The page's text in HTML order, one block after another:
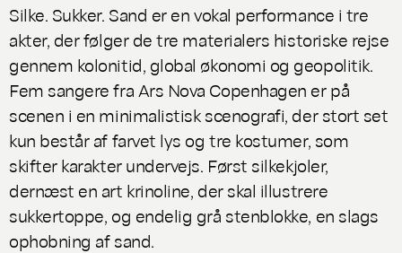
Silke. Sukker. Sand er en vokal performance i tre
akter, der følger de tre materialers historiske rejse
gennem kolonitid, global økonomi og geopolitik.
Fem sangere fra Ars Nova Copenhagen er på
scenen i en minimalistisk scenografi, der stort set
kun består af farvet lys og tre kostumer, som
skifter karakter undervejs. Først silkekjoler,
dernæst en art krinoline, der skal illustrere
sukkertoppe, og endelig grå stenblokke, en slags
ophobning af sand.